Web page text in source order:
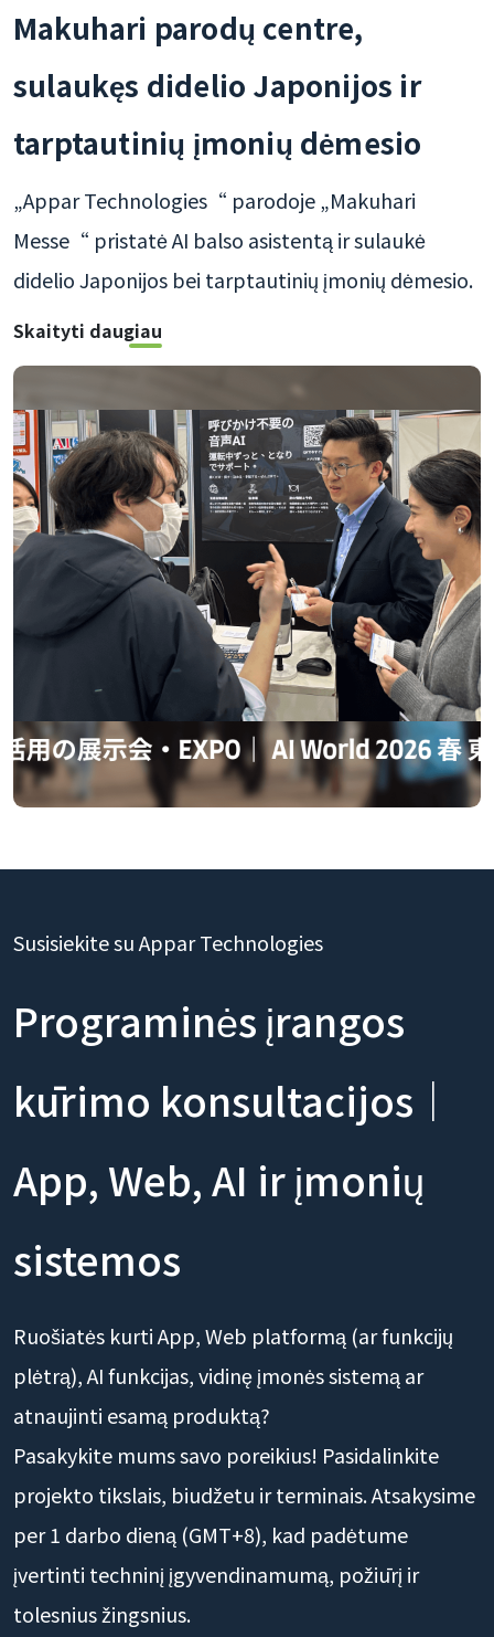
Makuhari parodų centre,
sulaukęs didelio Japonijos ir
tarptautinių įmonių dėmesio
„Appar Technologies“ parodoje „Makuhari
Messe“ pristatė AI balso asistentą ir sulaukė
didelio Japonijos bei tarptautinių įmonių dėmesio.
Skaityti daugiau
Susisiekite su Appar Technologies
Programinės įrangos
kūrimo konsultacijos｜
App, Web, AI ir įmonių
sistemos
Ruošiatės kurti App, Web platformą (ar funkcijų
plėtrą), AI funkcijas, vidinę įmonės sistemą ar
atnaujinti esamą produktą?
Pasakykite mums savo poreikius! Pasidalinkite
projekto tikslais, biudžetu ir terminais. Atsakysime
per 1 darbo dieną (GMT+8), kad padėtume
įvertinti techninį įgyvendinamumą, požiūrį ir
tolesnius žingsnius.